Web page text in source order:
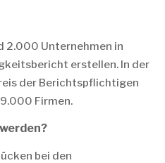
2.000 Unternehmen in
erstellen. In der
der Berichtspflichtigen
Firmen.
bei den